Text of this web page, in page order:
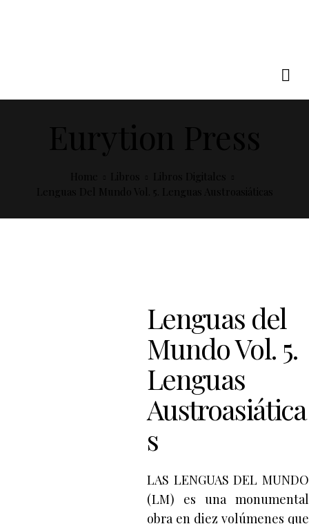
Lenguas del
Mundo Vol. 5.
Lenguas
Austroasiática
s
LAS LENGUAS DEL MUNDO
(LM) es una monumental
obra en diez volúmenes que